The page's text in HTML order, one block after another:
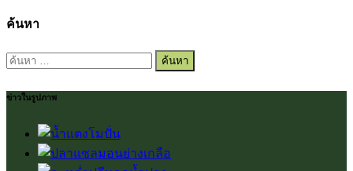
ค้นหา
ค้นหา
ข่าวในรูปภาพ